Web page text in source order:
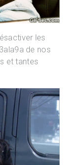
les
de nos
et tantes